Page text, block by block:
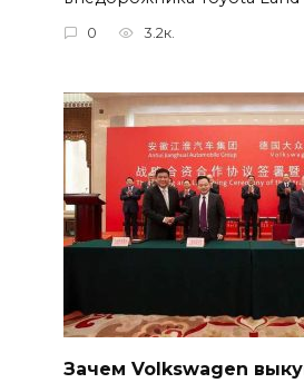
0 3.2к.
Зачем Volkswagen